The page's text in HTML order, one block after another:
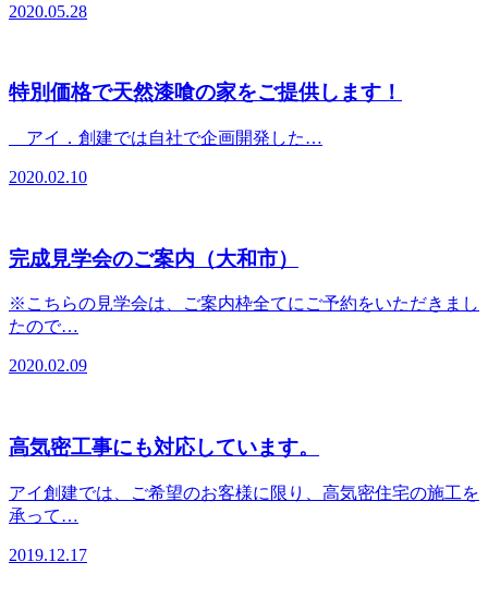
2020.05.28
特別価格で天然漆喰の家をご提供します！
アイ．創建では自社で企画開発した…
2020.02.10
完成見学会のご案内（大和市）
※こちらの見学会は、ご案内枠全てにご予約をいただきまし
たので…
2020.02.09
高気密工事にも対応しています。
アイ創建では、ご希望のお客様に限り、高気密住宅の施工を
承って…
2019.12.17